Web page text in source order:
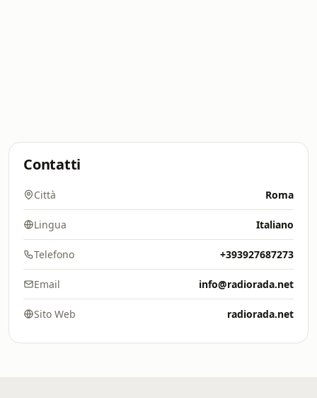
Contatti
Città Roma
Lingua Italiano
Telefono +393927687273
Email info@radiorada.net
Sito Web radiorada.net